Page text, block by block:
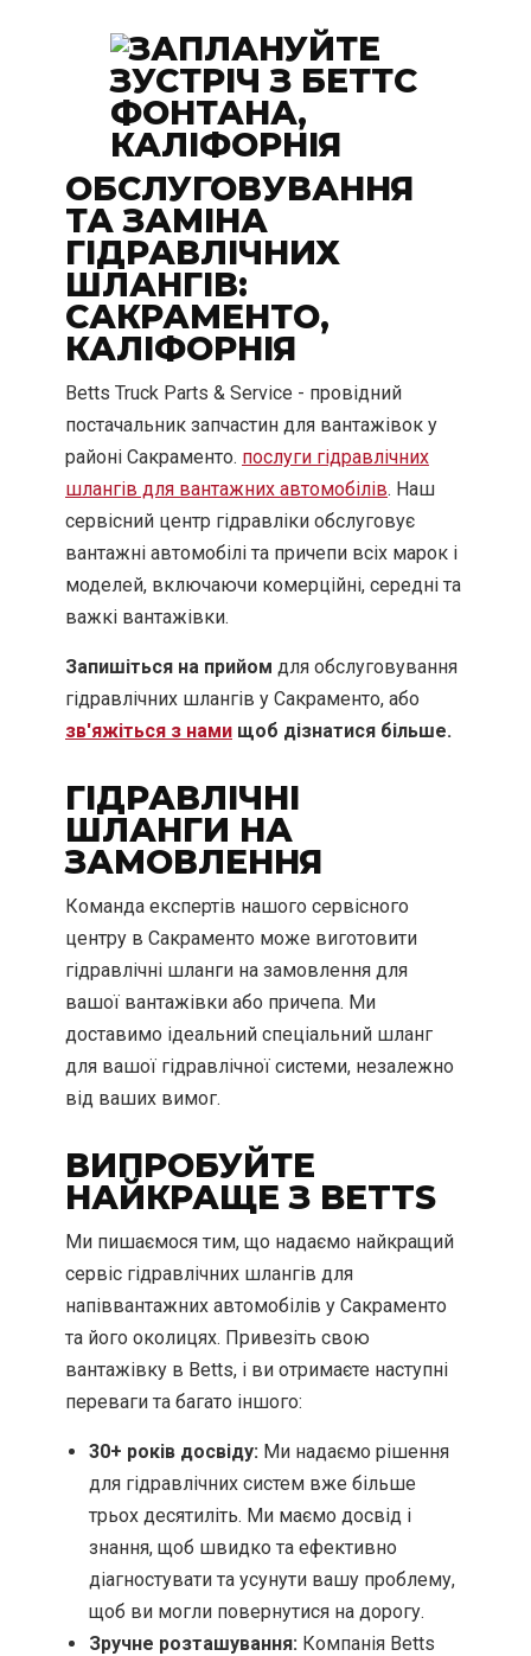
ОБСЛУГОВУВАННЯ
ТА ЗАМІНА
ГІДРАВЛІЧНИХ
ШЛАНГІВ:
САКРАМЕНТО,
КАЛІФОРНІЯ
Betts Truck Parts & Service - провідний
постачальник запчастин для вантажівок у
районі Сакраменто. послуги гідравлічних
шлангів для вантажних автомобілів. Наш
сервісний центр гідравліки обслуговує
вантажні автомобілі та причепи всіх марок і
моделей, включаючи комерційні, середні та
важкі вантажівки.
Запишіться на прийом для обслуговування
гідравлічних шлангів у Сакраменто, або
зв'яжіться з нами щоб дізнатися більше.
ГІДРАВЛІЧНІ
ШЛАНГИ НА
ЗАМОВЛЕННЯ
Команда експертів нашого сервісного
центру в Сакраменто може виготовити
гідравлічні шланги на замовлення для
вашої вантажівки або причепа. Ми
доставимо ідеальний спеціальний шланг
для вашої гідравлічної системи, незалежно
від ваших вимог.
ВИПРОБУЙТЕ
НАЙКРАЩЕ З BETTS
Ми пишаємося тим, що надаємо найкращий
сервіс гідравлічних шлангів для
напіввантажних автомобілів у Сакраменто
та його околицях. Привезіть свою
вантажівку в Betts, і ви отримаєте наступні
переваги та багато іншого:
30+ років досвіду: Ми надаємо рішення
для гідравлічних систем вже більше
трьох десятиліть. Ми маємо досвід і
знання, щоб швидко та ефективно
діагностувати та усунути вашу проблему,
щоб ви могли повернутися на дорогу.
Зручне розташування: Компанія Betts